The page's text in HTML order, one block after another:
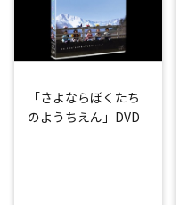
「さよならぼくたち
のようちえん」DVD